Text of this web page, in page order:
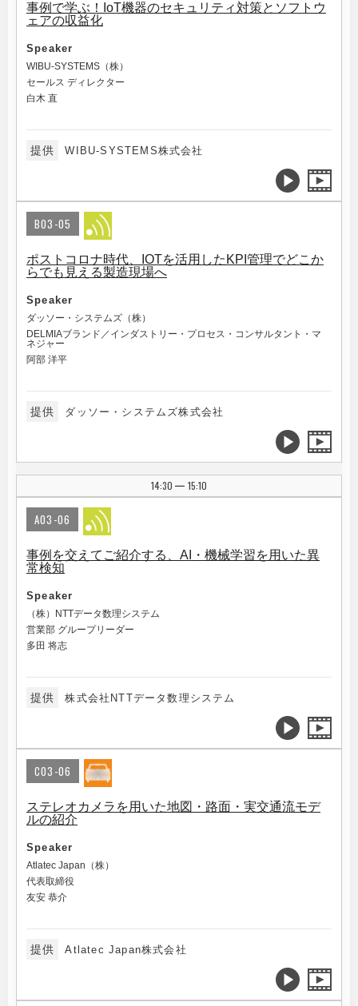
事例で学ぶ！IoT機器のセキュリティ対策とソフトウ
ェアの収益化
Speaker
WIBU-SYSTEMS（株）
セールス ディレクター
白木 直
提供 WIBU-SYSTEMS株式会社
B03-05
ポストコロナ時代、IOTを活用したKPI管理でどこか
らでも見える製造現場へ
Speaker
ダッソー・システムズ（株）
DELMIAブランド／インダストリー・プロセス・コンサルタント・マ
ネジャー
阿部 洋平
提供 ダッソー・システムズ株式会社
14:30 | 15:10
A03-06
事例を交えてご紹介する、AI・機械学習を用いた異
常検知
Speaker
（株）NTTデータ数理システム
営業部 グループリーダー
多田 将志
提供 株式会社NTTデータ数理システム
C03-06
ステレオカメラを用いた地図・路面・実交通流モデ
ルの紹介
Speaker
Atlatec Japan（株）
代表取締役
友安 恭介
提供 Atlatec Japan株式会社